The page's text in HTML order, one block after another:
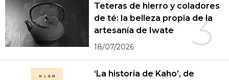
3
Teteras de hierro y coladores
de té: la belleza propia de la
artesanía de Iwate
18/07/2026
‘La historia de Kaho’, de